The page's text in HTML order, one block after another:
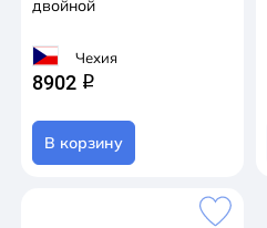
двойной
Чехия
8902 q
В корзину